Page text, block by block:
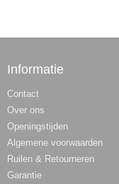
Informatie
Contact
Over ons
Openingstijden
Algemene voorwaarden
Ruilen & Retourneren
Garantie